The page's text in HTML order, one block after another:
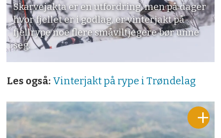
Skarvejakta er en utfordring, men på dager
hvor fjellet er i godlag, er vinterjakt på
fjellrype noe flere småviltjegere bør unne
seg.
Les også: Vinterjakt på rype i Trøndelag